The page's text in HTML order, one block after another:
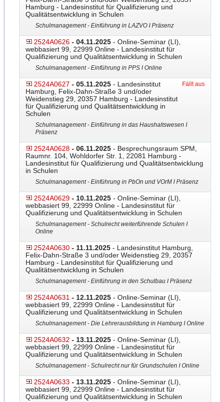
Hamburg - Landesinstitut für Qualifizierung und
Qualitätsentwicklung in Schulen
Schulmanagement - Einführung in LAZVO I Präsenz
2524A0626 - 04.11.2025 - Online-Seminar (LI),
webbasiert 99, 22999 Online - Landesinstitut für
Qualifizierung und Qualitätsentwicklung in Schulen
Schulmanagement - Einführung in PPS I Online
2524A0627 - 05.11.2025 - Landesinstitut
Hamburg, Felix-Dahn-Straße 3 und/oder
Weidenstieg 29, 20357 Hamburg - Landesinstitut
für Qualifizierung und Qualitätsentwicklung in
Schulen
Fällt aus
Schulmanagement - Einführung in das Haushaltswesen I
Präsenz
2524A0628 - 06.11.2025 - Besprechungsraum SPM,
Raumnr. 104, Wohldorfer Str. 1, 22081 Hamburg -
Landesinstitut für Qualifizierung und Qualitätsentwicklung
in Schulen
Schulmanagement - Einführung in PbOn und VOrM I Präsenz
2524A0629 - 10.11.2025 - Online-Seminar (LI),
webbasiert 99, 22999 Online - Landesinstitut für
Qualifizierung und Qualitätsentwicklung in Schulen
Schulmanagement - Schulrecht weiterführende Schulen I
Online
2524A0630 - 11.11.2025 - Landesinstitut Hamburg,
Felix-Dahn-Straße 3 und/oder Weidenstieg 29, 20357
Hamburg - Landesinstitut für Qualifizierung und
Qualitätsentwicklung in Schulen
Schulmanagement - Einführung in den Schulbau I Präsenz
2524A0631 - 12.11.2025 - Online-Seminar (LI),
webbasiert 99, 22999 Online - Landesinstitut für
Qualifizierung und Qualitätsentwicklung in Schulen
Schulmanagement - Die Lehrerausbildung in Hamburg I Online
2524A0632 - 13.11.2025 - Online-Seminar (LI),
webbasiert 99, 22999 Online - Landesinstitut für
Qualifizierung und Qualitätsentwicklung in Schulen
Schulmanagement - Schulrecht nur für Grundschulen I Online
2524A0633 - 13.11.2025 - Online-Seminar (LI),
webbasiert 99, 22999 Online - Landesinstitut für
Qualifizierung und Qualitätsentwicklung in Schulen